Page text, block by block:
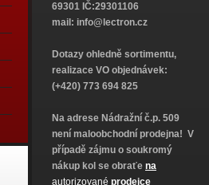
69301 IČ:29301106
mail: info@lectron.cz
Dotazy ohledně sortimentu,
realizace VO objednávek:
(+420) 773 694 825
Na adrese Nádražní č.p. 509
není maloobchodní prodejna! V
případě zájmu o soukromý
nákup kol se obraťe na
autorizované prodejce